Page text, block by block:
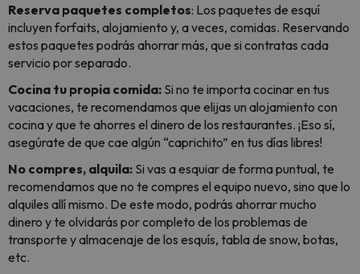
Reserva paquetes completos: Los paquetes de esquí
incluyen forfaits, alojamiento y, a veces, comidas. Reservando
estos paquetes podrás ahorrar más, que si contratas cada
servicio por separado.
Cocina tu propia comida: Si no te importa cocinar en tus
vacaciones, te recomendamos que elijas un alojamiento con
cocina y que te ahorres el dinero de los restaurantes. ¡Eso sí,
asegúrate de que cae algún “caprichito” en tus días libres!
No compres, alquila: Si vas a esquiar de forma puntual, te
recomendamos que no te compres el equipo nuevo, sino que lo
alquiles allí mismo. De este modo, podrás ahorrar mucho
dinero y te olvidarás por completo de los problemas de
transporte y almacenaje de los esquís, tabla de snow, botas,
etc.